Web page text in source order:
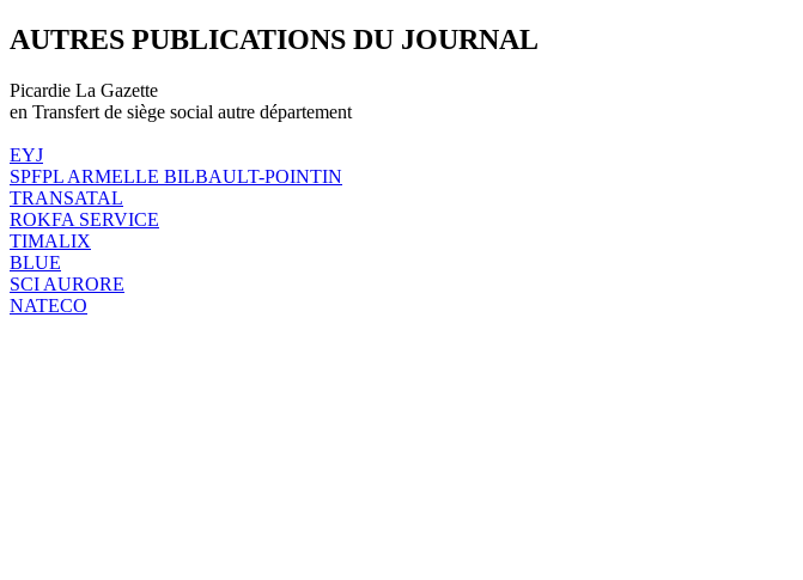
AUTRES PUBLICATIONS DU JOURNAL
Picardie La Gazette
en Transfert de siège social autre département
EYJ
SPFPL ARMELLE BILBAULT-POINTIN
TRANSATAL
ROKFA SERVICE
TIMALIX
BLUE
SCI AURORE
NATECO